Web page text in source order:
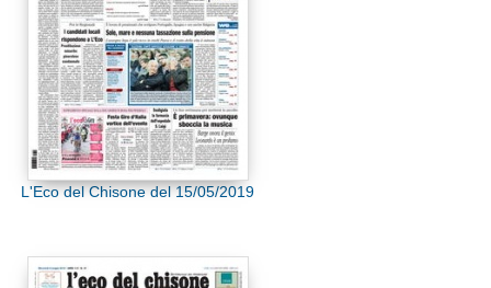
L'Eco del Chisone del 15/05/2019